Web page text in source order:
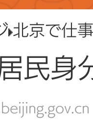
北京で仕
民身